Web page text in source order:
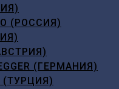
(РОССИЯ)
(ГЕРМАНИЯ)
(ТУРЦИЯ)